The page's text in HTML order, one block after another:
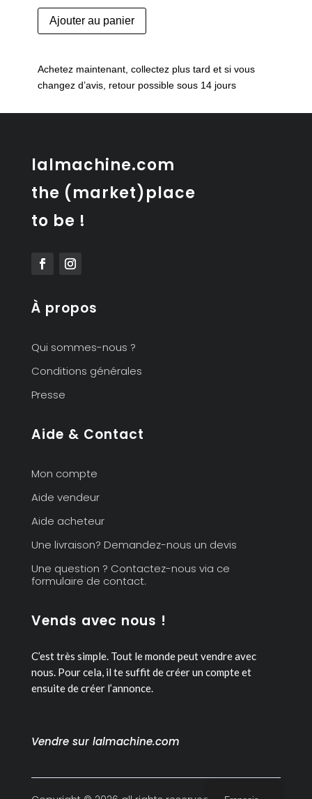
quantité
de
argent
doré
Ajouter au panier
Achetez maintenant, collectez plus tard et si vous
changez d’avis, retour possible sous 14 jours
lalmachine.com
the (market)place
to be !
À propos
Qui sommes-nous ?
Conditions générales
Presse
Aide & Contact
Mon compte
Aide vendeur
Aide acheteur
Une livraison? Demandez-nous un devis
Une question ? Contactez-nous via ce
formulaire de contact.
Vends avec nous !
C’est très simple. Tout le monde peut vendre avec
nous. Pour cela, il te suffit de créer un compte et
ensuite de créer l’annonce.
Vendre sur lalmachine.com